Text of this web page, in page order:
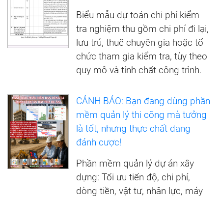
Biểu mẫu dự toán chi phí kiểm
tra nghiệm thu gồm chi phí đi lại,
lưu trú, thuê chuyên gia hoặc tổ
chức tham gia kiểm tra, tùy theo
quy mô và tính chất công trình.
CẢNH BÁO: Bạn đang dùng phần
mềm quản lý thi công mà tưởng
là tốt, nhưng thực chất đang
đánh cược!
Phần mềm quản lý dự án xây
dựng: Tối ưu tiến độ, chi phí,
dòng tiền, vật tư, nhân lực, máy